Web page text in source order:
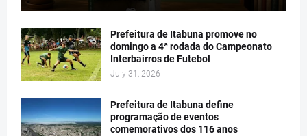
Prefeitura de Itabuna promove no
domingo a 4ª rodada do Campeonato
Interbairros de Futebol
July 31, 2026
Prefeitura de Itabuna define
programação de eventos
comemorativos dos 116 anos